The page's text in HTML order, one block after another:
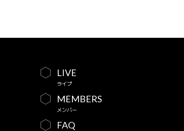
LIVE
ライブ
MEMBERS
メンバー
FAQ